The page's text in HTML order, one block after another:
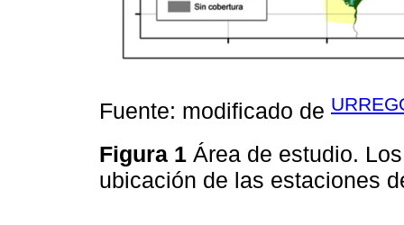
Fuente: modificado de
Figura 1 Área de estudio.
ubicación de las estaciones